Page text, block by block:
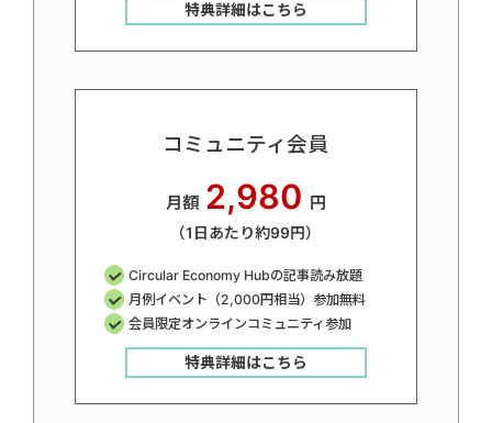
特典詳細はこちら
コミュニティ会員
月額 2,980 円
（1日あたり約99円）
Circular Economy Hubの記事読み放題
月例イベント（2,000円相当）参加無料
会員限定オンラインコミュニティ参加
特典詳細はこちら